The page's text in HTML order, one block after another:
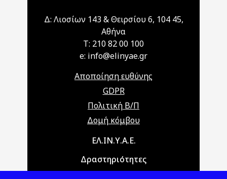
Δ: Λιοσίων 143 & Θειρσίου 6, 104 45,
Αθήνα
T: 210 82 00 100
e: info@elinyae.gr
Αποποίηση ευθύνης
GDPR
Πολιτική Β/Π
Δομή κόμβου
Main navigationΕΛ.ΙΝ.Υ.Α.Ε.
Δραστηριότητες